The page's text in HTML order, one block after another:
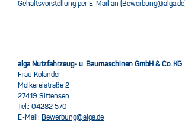
Gehaltsvorstellung per E-Mail an (
Bewerbung@alga.de
alga Nutzfahrzeug- u. Baumaschinen GmbH & Co. KG
Frau Kolander
Molkereistraße 2
27419 Sittensen
Tel.: 04282 570
E-Mail: Bewerbung@alga.de